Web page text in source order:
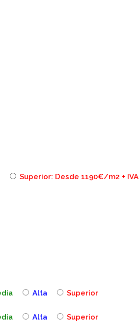
Superior: Desde 1190€/m2 + IVA
Alta Superior
Alta Superior